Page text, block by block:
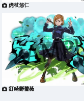
虎杖悠仁
釘崎野薔薇